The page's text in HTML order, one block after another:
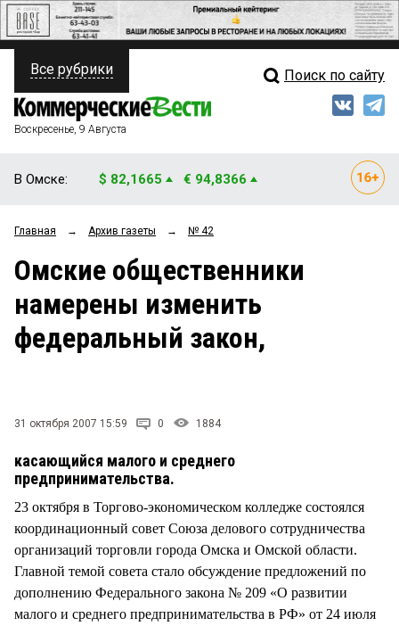
ПОЛИТИКА
ФИНАНСЫ
ОБЩЕСТВО
ЗАКОН
НОВОСТИ КОМПАНИЙ
Свежий выпуск
Рейтинги
Блоги
Архив
Все рубрики Поиск по сайту
Воскресенье, 9 Августа
В Омске: $ 82,1665 € 94,8366
Главная → Архив газеты → № 42
Омские общественники
намерены изменить
федеральный закон,
31 октября 2007 15:59 0 1884
касающийся малого и среднего
предпринимательства.
23 октября в Торгово-экономическом колледже состоялся
координационный cовет Союза делового сотрудничества
организаций торговли города Омска и Омской области.
Главной темой совета стало обсуждение предложений по
дополнению Федерального закона № 209 «О развитии
малого и среднего предпринимательства в РФ» от 24 июля